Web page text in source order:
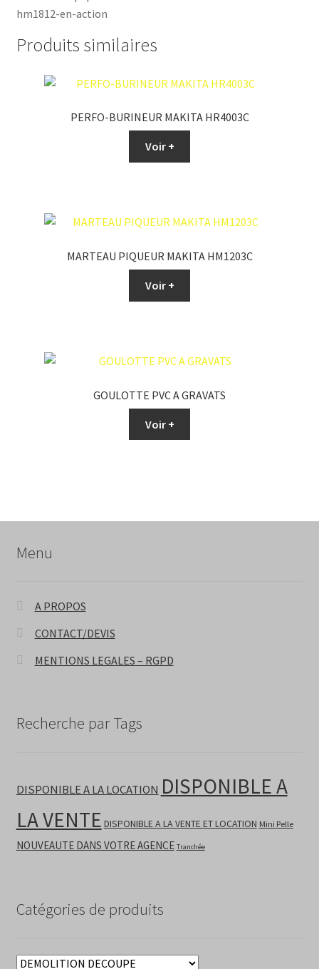
Produits similaires
PERFO-BURINEUR MAKITA HR4003C
Voir +
MARTEAU PIQUEUR MAKITA HM1203C
Voir +
GOULOTTE PVC A GRAVATS
Voir +
Menu
A PROPOS
CONTACT/DEVIS
MENTIONS LEGALES – RGPD
Recherche par Tags
DISPONIBLE A LA LOCATION DISPONIBLE A
LA VENTE DISPONIBLE A LA VENTE ET LOCATION Mini Pelle
NOUVEAUTE DANS VOTRE AGENCE Tranchée
Catégories de produits